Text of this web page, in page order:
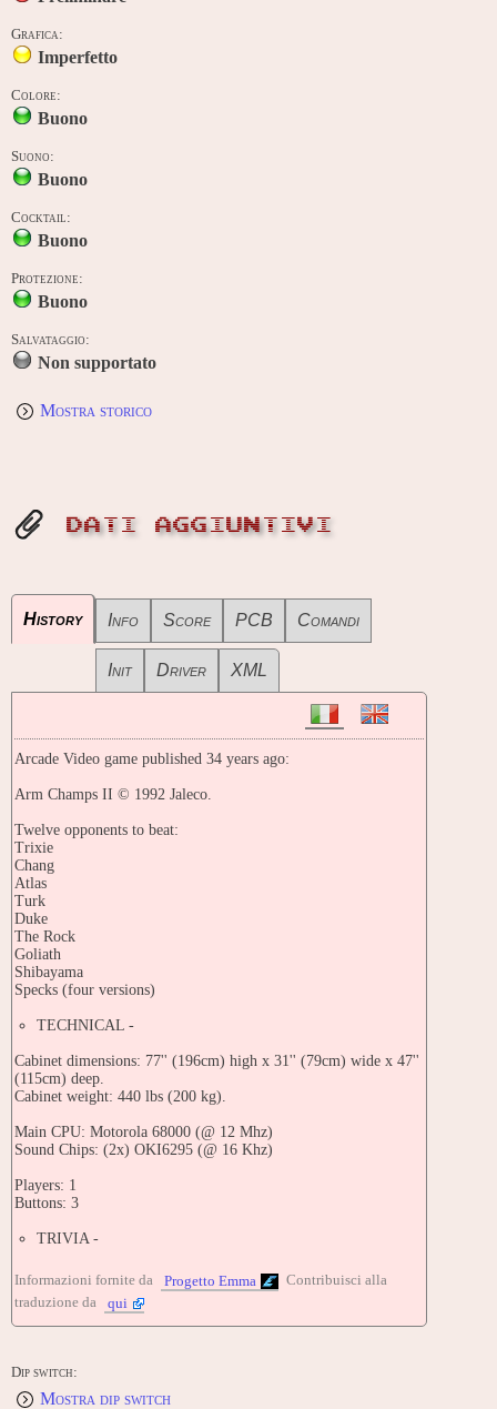
Grafica:
Imperfetto
Colore:
Buono
Suono:
Buono
Cocktail:
Buono
Protezione:
Buono
Salvataggio:
Non supportato
Mostra storico
DATI AGGIUNTIVI
History Info Score PCB Comandi
Init Driver XML
Arcade Video game published 34 years ago:
Arm Champs II © 1992 Jaleco.
Twelve opponents to beat:
Trixie
Chang
Atlas
Turk
Duke
The Rock
Goliath
Shibayama
Specks (four versions)
TECHNICAL -
Cabinet dimensions: 77'' (196cm) high x 31'' (79cm) wide x 47''
(115cm) deep.
Cabinet weight: 440 lbs (200 kg).
Main CPU: Motorola 68000 (@ 12 Mhz)
Sound Chips: (2x) OKI6295 (@ 16 Khz)
Players: 1
Buttons: 3
TRIVIA -
Released in June 1992.
SERIES -
Arm Champs (1988)
Edit this entry: https://www.arcade-history.com/game/4449/?o=2
Informazioni fornite da Progetto Emma
Contribuisci alla
traduzione da
qui
Dip switch:
Mostra dip switch